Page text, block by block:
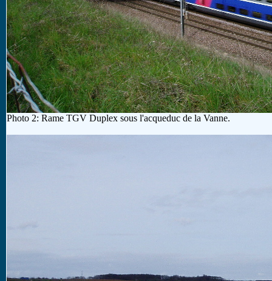
Photo 2: Rame TGV Duplex sous l'acqueduc de la Vanne.